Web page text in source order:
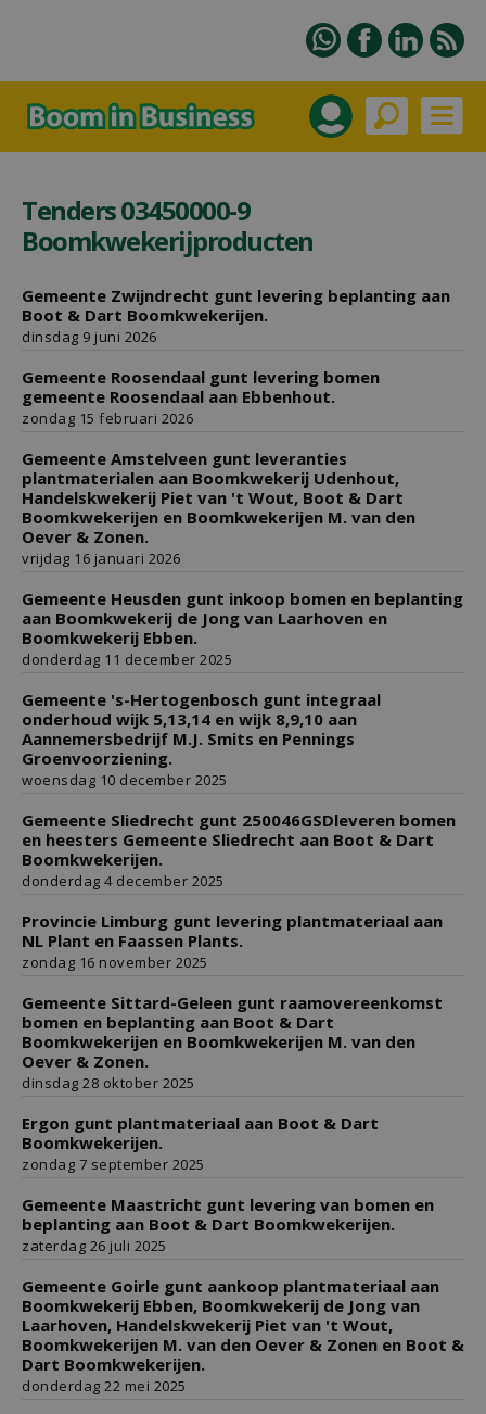
Tenders 03450000-9
Boomkwekerijproducten
Gemeente Zwijndrecht gunt levering beplanting aan
Boot & Dart Boomkwekerijen.
dinsdag 9 juni 2026
Gemeente Roosendaal gunt levering bomen
gemeente Roosendaal aan Ebbenhout.
zondag 15 februari 2026
Gemeente Amstelveen gunt leveranties
plantmaterialen aan Boomkwekerij Udenhout,
Handelskwekerij Piet van 't Wout, Boot & Dart
Boomkwekerijen en Boomkwekerijen M. van den
Oever & Zonen.
vrijdag 16 januari 2026
Gemeente Heusden gunt inkoop bomen en beplanting
aan Boomkwekerij de Jong van Laarhoven en
Boomkwekerij Ebben.
donderdag 11 december 2025
Gemeente 's-Hertogenbosch gunt integraal
onderhoud wijk 5,13,14 en wijk 8,9,10 aan
Aannemersbedrijf M.J. Smits en Pennings
Groenvoorziening.
woensdag 10 december 2025
Gemeente Sliedrecht gunt 250046GSDleveren bomen
en heesters Gemeente Sliedrecht aan Boot & Dart
Boomkwekerijen.
donderdag 4 december 2025
Provincie Limburg gunt levering plantmateriaal aan
NL Plant en Faassen Plants.
zondag 16 november 2025
Gemeente Sittard-Geleen gunt raamovereenkomst
bomen en beplanting aan Boot & Dart
Boomkwekerijen en Boomkwekerijen M. van den
Oever & Zonen.
dinsdag 28 oktober 2025
Ergon gunt plantmateriaal aan Boot & Dart
Boomkwekerijen.
zondag 7 september 2025
Gemeente Maastricht gunt levering van bomen en
beplanting aan Boot & Dart Boomkwekerijen.
zaterdag 26 juli 2025
Gemeente Goirle gunt aankoop plantmateriaal aan
Boomkwekerij Ebben, Boomkwekerij de Jong van
Laarhoven, Handelskwekerij Piet van 't Wout,
Boomkwekerijen M. van den Oever & Zonen en Boot &
Dart Boomkwekerijen.
donderdag 22 mei 2025